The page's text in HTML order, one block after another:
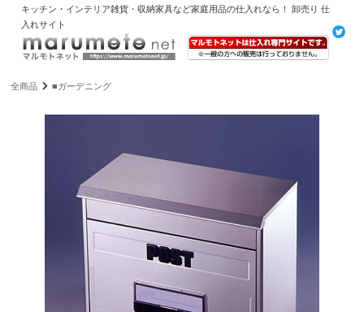
キッチン・インテリア雑貨・収納家具など家庭用品の仕入れなら！ 卸売り 仕
入れサイト
全商品 ■ガーデニング